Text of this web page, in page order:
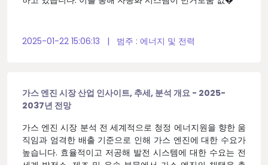
2025-01-22 15:06:13 | 범주 : 에너지 및 전력
가스 엔진 시장 산업 인사이트, 추세, 분석 개요 - 2025-
2037년 전망
가스 엔진 시장 분석 전 세계적으로 청정 에너지원을 향한 움
직임과 엄격한 배출 기준으로 인해 가스 엔진에 대한 수요가
높습니다. 효율적이고 저공해 발전 시스템에 대한 수요는 전